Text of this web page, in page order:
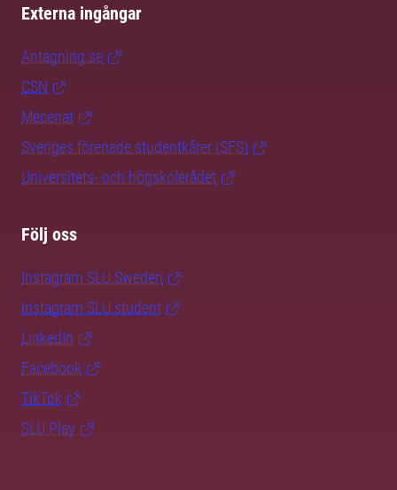
Externa ingångar
Antagning.se
CSN
Mecenat
Sveriges förenade studentkårer (SFS)
Universitets- och högskolerådet
Följ oss
Instagram SLU.Sweden
Instagram SLU.student
LinkedIn
Facebook
TikTok
SLU Play